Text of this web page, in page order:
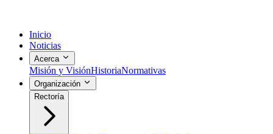
Inicio
Noticias
Acerca
Misión y VisiónHistoriaNormativas
Organización
Rectoría